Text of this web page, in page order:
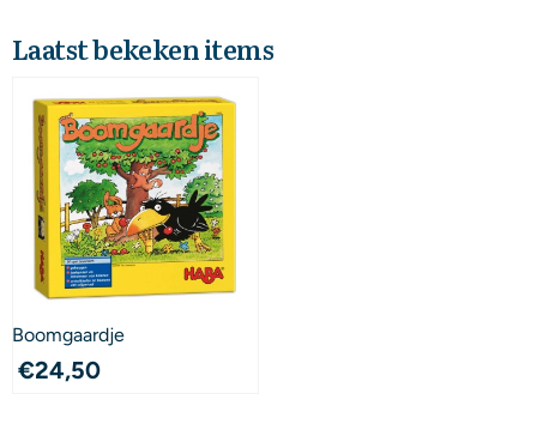
Laatst bekeken items
Boomgaardje
€24,50